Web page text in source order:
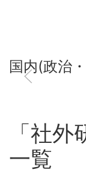
国内(政治
「社
一覧